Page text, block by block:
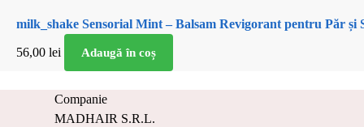
milk_shake Sensorial Mint – Balsam Revigorant pentru Păr și
56,00 lei Adaugă în coș
Companie
MADHAIR S.R.L.